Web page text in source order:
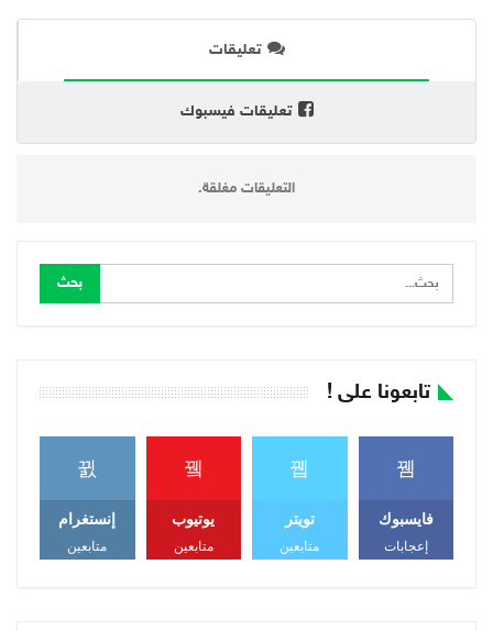
تعليقات
تعليقات فيسبوك
التعليقات مغلقة.
تابعونا على !
فايسبوك
إعجابات
تويتر
متابعين
يوتيوب
متابعين
إنستغرام
متابعين